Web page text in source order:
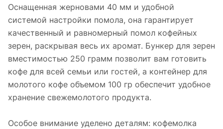
Оснащенная жерновами 40 мм и удобной
системой настройки помола, она гарантирует
качественный и равномерный помол кофейных
зерен, раскрывая весь их аромат. Бункер для зерен
вместимостью 250 грамм позволит вам готовить
кофе для всей семьи или гостей, а контейнер для
молотого кофе объемом 100 гр обеспечит удобное
хранение свежемолотого продукта.
Особое внимание уделено деталям: кофемолка